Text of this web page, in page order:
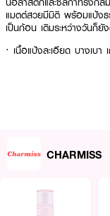
แมตต์สวยมีมิติ พร้อมแป้งธ
เป็นก้อน เติมระหว่างวันก็ยั
· เนื้อแป้งละเอียด บางเบา
· ช่วยเบลอรูขุมขนและริ้วร
· เติมระหว่างวันก็ไม่ทำให้
· เหมาะสำหรับทุกสภาพผิว
CHARMISS